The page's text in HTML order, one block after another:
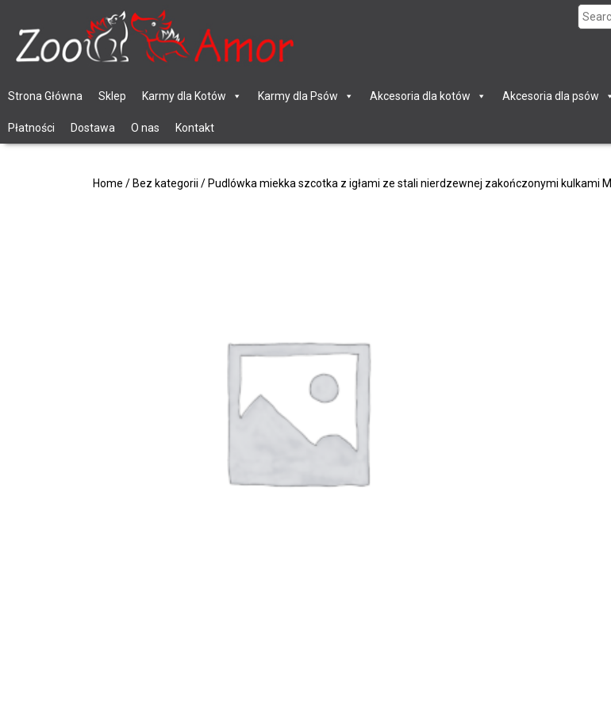
Search
Strona Główna Sklep Karmy dla Kotów Karmy dla Psów Akcesoria dla kotów Akcesoria dla psów
Płatności Dostawa O nas Kontakt
Home / Bez kategorii / Pudlówka miekka szcotka z igłami ze stali nierdzewnej zakończonymi kulkami M